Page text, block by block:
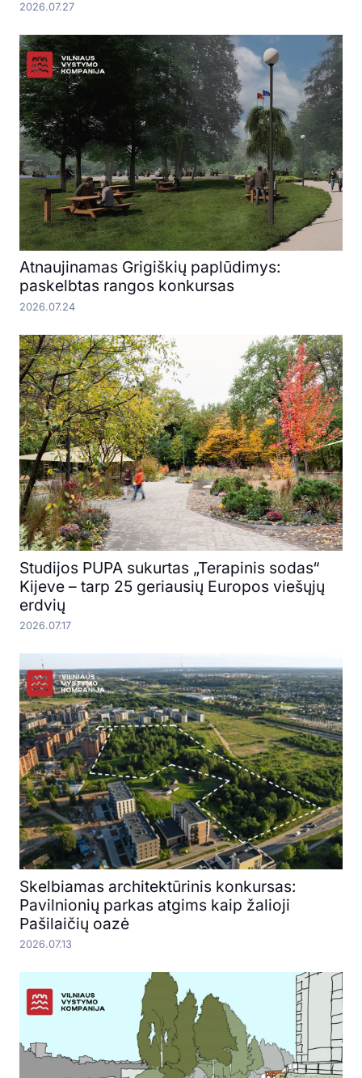
2026.07.27
Atnaujinamas Grigiškių paplūdimys:
paskelbtas rangos konkursas
2026.07.24
Studijos PUPA sukurtas „Terapinis sodas“
Kijeve – tarp 25 geriausių Europos viešųjų
erdvių
2026.07.17
Skelbiamas architektūrinis konkursas:
Pavilnionių parkas atgims kaip žalioji
Pašilaičių oazė
2026.07.13